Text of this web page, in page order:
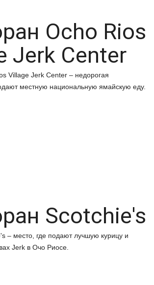
Ocho Rios
Jerk Center
Village Jerk Center – недорогая
местную национальную ямайскую еду.
Scotchie's
– место, где подают лучшую курицу и
Jerk в Очо Риосе.